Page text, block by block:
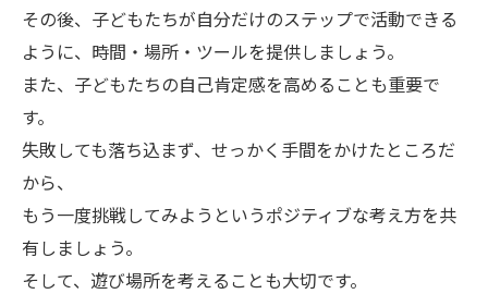
その後、子どもたちが自分だけのステップで活動できる
ように、時間・場所・ツールを提供しましょう。
また、子どもたちの自己肯定感を高めることも重要で
す。
失敗しても落ち込まず、せっかく手間をかけたところだ
から、
もう一度挑戦してみようというポジティブな考え方を共
有しましょう。
そして、遊び場所を考えることも大切です。